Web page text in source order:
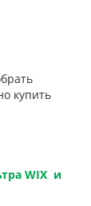
купить
WIX и